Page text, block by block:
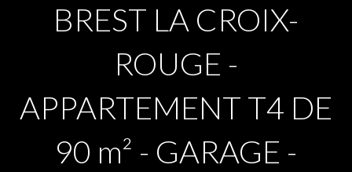
BREST LA CROIX-
ROUGE -
APPARTEMENT T4 DE
90 m² - GARAGE -